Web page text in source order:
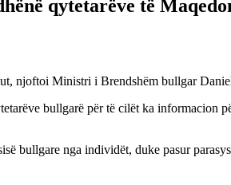
qytetarëve të
njoftoi Ministri i Brendshëm bullgar
bullgarë për të cilët ka informacion
bullgare nga individët, duke pasur